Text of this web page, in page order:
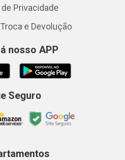
Privacidade
e Devolução
nosso APP
Seguro